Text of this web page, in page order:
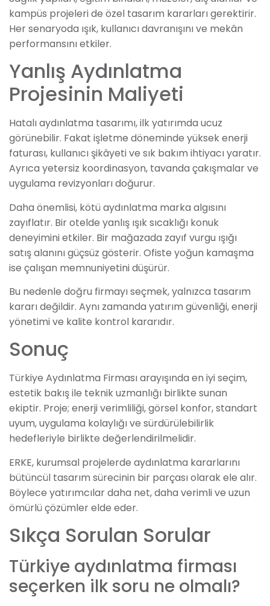
kampüs projeleri de özel tasarım kararları gerektirir.
Her senaryoda ışık, kullanıcı davranışını ve mekân
performansını etkiler.
Yanlış Aydınlatma
Projesinin Maliyeti
Hatalı aydınlatma tasarımı, ilk yatırımda ucuz
görünebilir. Fakat işletme döneminde yüksek enerji
faturası, kullanıcı şikâyeti ve sık bakım ihtiyacı yaratır.
Ayrıca yetersiz koordinasyon, tavanda çakışmalar ve
uygulama revizyonları doğurur.
Daha önemlisi, kötü aydınlatma marka algısını
zayıflatır. Bir otelde yanlış ışık sıcaklığı konuk
deneyimini etkiler. Bir mağazada zayıf vurgu ışığı
satış alanını güçsüz gösterir. Ofiste yoğun kamaşma
ise çalışan memnuniyetini düşürür.
Bu nedenle doğru firmayı seçmek, yalnızca tasarım
kararı değildir. Aynı zamanda yatırım güvenliği, enerji
yönetimi ve kalite kontrol kararıdır.
Sonuç
Türkiye Aydınlatma Firması arayışında en iyi seçim,
estetik bakış ile teknik uzmanlığı birlikte sunan
ekiptir. Proje; enerji verimliliği, görsel konfor, standart
uyum, uygulama kolaylığı ve sürdürülebilirlik
hedefleriyle birlikte değerlendirilmelidir.
ERKE, kurumsal projelerde aydınlatma kararlarını
bütüncül tasarım sürecinin bir parçası olarak ele alır.
Böylece yatırımcılar daha net, daha verimli ve uzun
ömürlü çözümler elde eder.
Sıkça Sorulan Sorular
Türkiye aydınlatma firması
seçerken ilk soru ne olmalı?